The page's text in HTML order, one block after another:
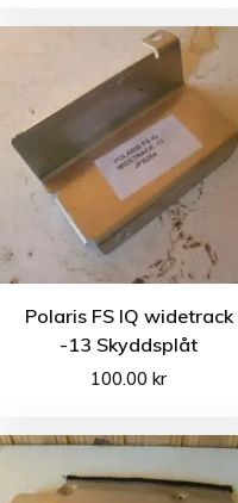
Polaris FS IQ widetrack
-13 Skyddsplåt
100.00kr